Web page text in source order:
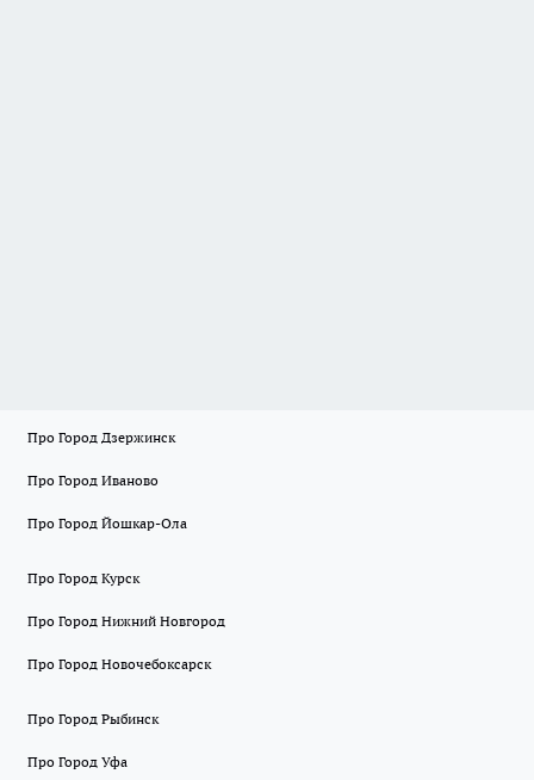
Про Город Дзержинск
Про Город Иваново
Про Город Йошкар-Ола
Про Город Курск
Про Город Нижний Новгород
Про Город Новочебоксарск
Про Город Рыбинск
Про Город Уфа